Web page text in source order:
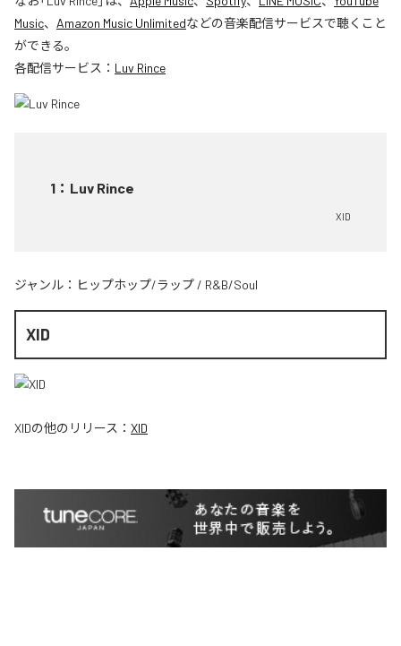
Music、 Amazon Music Unlimitedなどの音楽配信サービスで聴くこと
ができる。
各配信サービス： Luv Rince
1 ： Luv Rince
XID
ジャンル： ヒップホップ/ラップ / R&B/Soul
XID
XIDの他のリリース： XID